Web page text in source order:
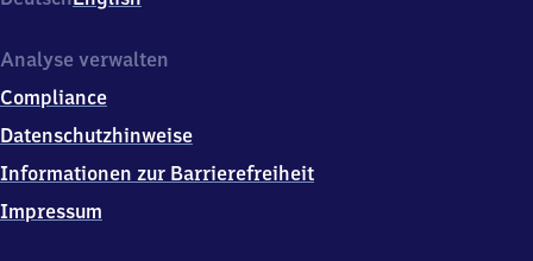
2,
5
2
6
Analyse verwalten
Compliance
Datenschutzhinweise
Informationen zur Barrierefreiheit
Impressum